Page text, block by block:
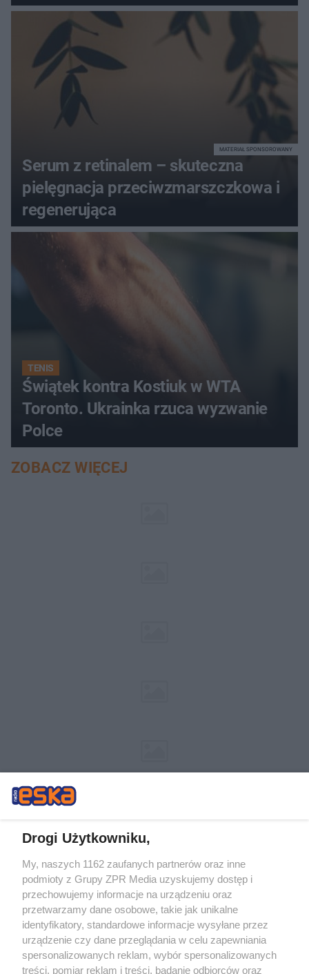
Serum z retinalem – skuteczna
pielęgnacja przeciwzmarszczkowa i
regenerująca
MATERIAŁ SPONSOROWANY
TENIS
Świątek kontra Kostiuk w WTA
Toronto. Ukrainka rzuca wyzwanie
Polce
ZOBACZ WIĘCEJ
Żaden utwór zamieszczony w serwisie nie może być powielany i
rozpowszechniany lub dalej rozpowszechniany w jakikolwiek sposób (w
tym także elektroniczny lub mechaniczny) na jakimkolwiek polu
eksploatacji w jakiejkolwiek formie, włącznie z umieszczaniem w Internecie
bez pisemnej zgody właściciela praw. Jakiekolwiek użycie lub
wykorzystanie utworów w całości lub w części z naruszeniem prawa, tzn.
bez właściwej zgody, jest zabronione pod groźbą kary i może być ścigane
prawnie.
Drogi Użytkowniku,
My, naszych 1162 zaufanych partnerów oraz inne
podmioty z Grupy ZPR Media uzyskujemy dostęp i
przechowujemy informacje na urządzeniu oraz
przetwarzamy dane osobowe, takie jak unikalne
identyfikatory, standardowe informacje wysyłane przez
urządzenie czy dane przeglądania w celu zapewniania
spersonalizowanych reklam, wybór spersonalizowanych
treści, pomiar reklam i treści, badanie odbiorców oraz